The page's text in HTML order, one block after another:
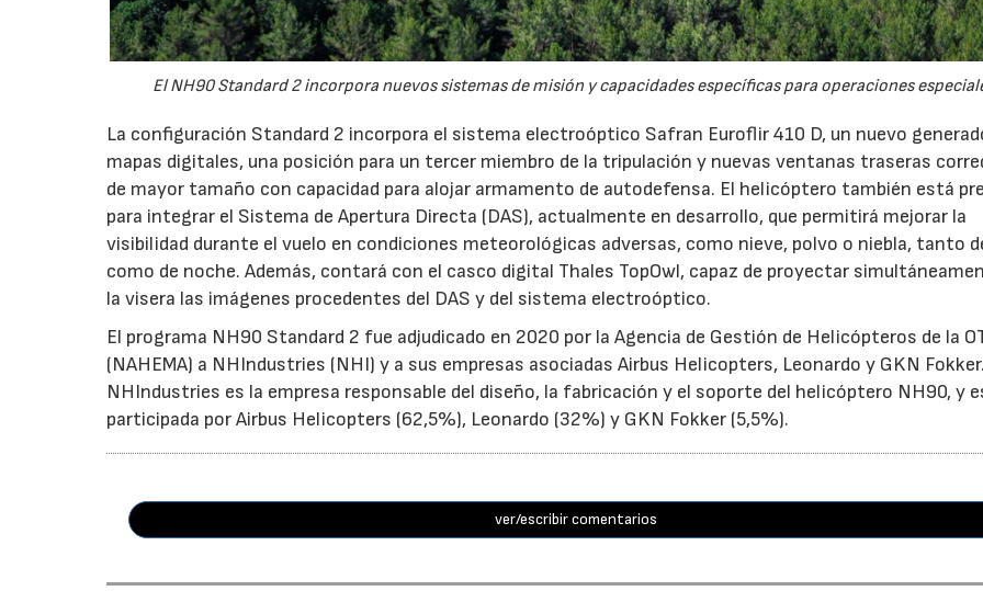
El NH90 Standard 2 incorpora nuevos sistemas de misión y capacidades específicas para operaciones
La configuración Standard 2 incorpora el sistema electroóptico Safran Euroflir 410 D, un nuevo
mapas digitales, una posición para un tercer miembro de la tripulación y nuevas ventanas traseras
de mayor tamaño con capacidad para alojar armamento de autodefensa. El helicóptero también está
para integrar el Sistema de Apertura Directa (DAS), actualmente en desarrollo, que permitirá mejorar la
visibilidad durante el vuelo en condiciones meteorológicas adversas, como nieve, polvo o niebla, tanto
como de noche. Además, contará con el casco digital Thales TopOwl, capaz de proyectar
la visera las imágenes procedentes del DAS y del sistema electroóptico.
El programa NH90 Standard 2 fue adjudicado en 2020 por la Agencia de Gestión de Helicópteros de la
(NAHEMA) a NHIndustries (NHI) y a sus empresas asociadas Airbus Helicopters, Leonardo y GKN
NHIndustries es la empresa responsable del diseño, la fabricación y el soporte del helicóptero NH90, y
participada por Airbus Helicopters (62,5%), Leonardo (32%) y GKN Fokker (5,5%).
ver/escribir comentarios